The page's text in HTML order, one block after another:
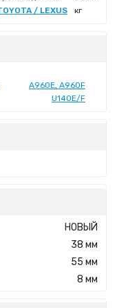
/ LEXUS кг
A960E, A960F
U140E/F
НОВЫЙ
38 мм
55 мм
8 мм